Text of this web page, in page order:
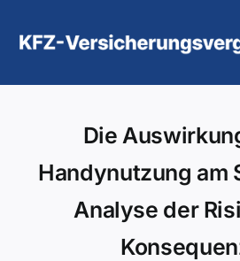
Inhalt
Hilfe und Kontakt
Die
Handynutzung am
Analyse der